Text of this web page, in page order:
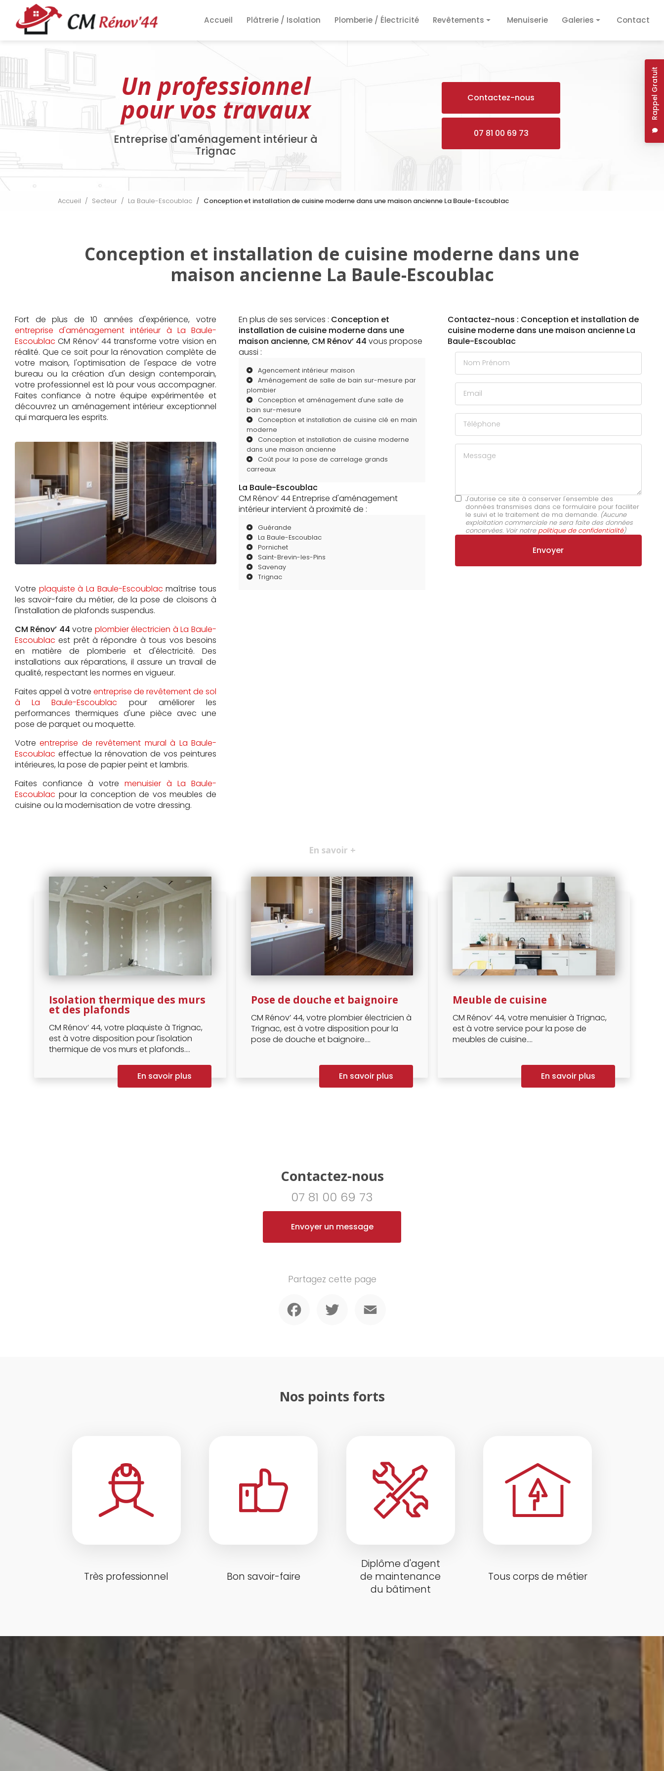
contenu
principal
Rappel Gratuit
Accueil Plâtrerie / Isolation Plomberie / Électricité Revêtements Menuiserie Galeries Contact
Un professionnel
pour vos travaux
Entreprise d'aménagement intérieur à
Trignac
Contactez-nous
07 81 00 69 73
Accueil Secteur La Baule-Escoublac Conception et installation de cuisine moderne dans une maison ancienne La Baule-Escoublac
Conception et installation de cuisine moderne dans une
maison ancienne La Baule-Escoublac
Fort de plus de 10 années d'expérience, votre
entreprise d'aménagement intérieur à La Baule-
Escoublac CM Rénov’ 44 transforme votre vision en
réalité. Que ce soit pour la rénovation complète de
votre maison, l'optimisation de l'espace de votre
bureau ou la création d'un design contemporain,
votre professionnel est là pour vous accompagner.
Faites confiance à notre équipe expérimentée et
découvrez un aménagement intérieur exceptionnel
qui marquera les esprits.
Votre plaquiste à La Baule-Escoublac maîtrise tous
les savoir-faire du métier, de la pose de cloisons à
l'installation de plafonds suspendus.
CM Rénov’ 44 votre plombier électricien à La Baule-
Escoublac est prêt à répondre à tous vos besoins
en matière de plomberie et d'électricité. Des
installations aux réparations, il assure un travail de
qualité, respectant les normes en vigueur.
Faites appel à votre entreprise de revêtement de sol
à La Baule-Escoublac pour améliorer les
performances thermiques d'une pièce avec une
pose de parquet ou moquette.
Votreentreprise de revêtement mural à La Baule-
Escoublac effectue la rénovation de vos peintures
intérieures, la pose de papier peint et lambris.
Faites confiance à votre menuisier à La Baule-
Escoublac pour la conception de vos meubles de
cuisine ou la modernisation de votre dressing.
En plus de ses services : Conception et
installation de cuisine moderne dans une
maison ancienne, CM Rénov’ 44 vous propose
aussi :
Agencement intérieur maison
Aménagement de salle de bain sur-mesure par
plombier
Conception et aménagement d'une salle de
bain sur-mesure
Conception et installation de cuisine clé en main
moderne
Conception et installation de cuisine moderne
dans une maison ancienne
Coût pour la pose de carrelage grands
carreaux
La Baule-Escoublac
CM Rénov’ 44 Entreprise d'aménagement
intérieur intervient à proximité de :
Guérande
La Baule-Escoublac
Pornichet
Saint-Brevin-les-Pins
Savenay
Trignac
Contactez-nous : Conception et installation de
cuisine moderne dans une maison ancienne La
Baule-Escoublac
Nom Prénom
Email
Téléphone
Message
J'autorise ce site à conserver l'ensemble des
données transmises dans ce formulaire pour faciliter
le suivi et le traitement de ma demande. (Aucune
exploitation commerciale ne sera faite des données
concervées. Voir notre politique de confidentialité)
En savoir +
Isolation thermique des murs
et des plafonds
CM Rénov’ 44, votre plaquiste à Trignac,
est à votre disposition pour l'isolation
thermique de vos murs et plafonds....
En savoir plus
Pose de douche et baignoire
CM Rénov’ 44, votre plombier électricien à
Trignac, est à votre disposition pour la
pose de douche et baignoire....
En savoir plus
Meuble de cuisine
CM Rénov’ 44, votre menuisier à Trignac,
est à votre service pour la pose de
meubles de cuisine....
En savoir plus
Contactez-nous
07 81 00 69 73
Envoyer un message
Partagez cette page
Nos points forts
Très professionnel Bon savoir-faire
Diplôme d'agent
de maintenance
du bâtiment
Tous corps de métier